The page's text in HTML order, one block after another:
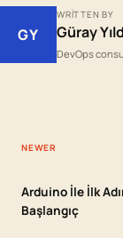
GY
WRITTEN BY
Güray
DevOps
NEWER
Arduino İle İlk
Başlangıç